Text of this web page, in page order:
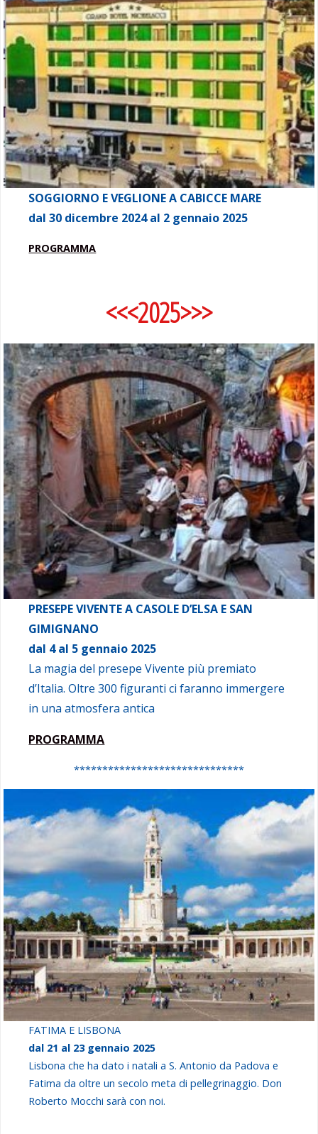
SOGGIORNO E VEGLIONE A CABICCE MARE
dal 30 dicembre 2024 al 2 gennaio 2025
PROGRAMMA
<<<2025>>>
PRESEPE VIVENTE A CASOLE D’ELSA E SAN
GIMIGNANO
dal 4 al 5 gennaio 2025
La magia del presepe Vivente più premiato
d’Italia. Oltre 300 figuranti ci faranno immergere
in una atmosfera antica
PROGRAMMA
******************************
FATIMA E LISBONA
dal 21 al 23 gennaio 2025
Lisbona che ha dato i natali a S. Antonio da Padova e
Fatima da oltre un secolo meta di pellegrinaggio. Don
Roberto Mocchi sarà con noi.